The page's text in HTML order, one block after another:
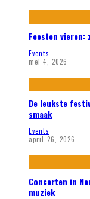
Feesten vieren:
Events
mei 4, 2026
De leukste
smaak
Events
april 26, 2026
Concerten in
muziek